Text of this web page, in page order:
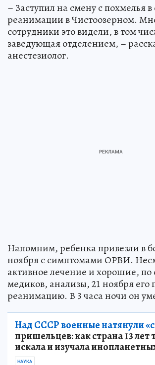
– Заступил на смену с похмелья
реанимации в Чистоозерном.
сотрудники это видели, в том
заведующая отделением, –
анестезиолог.
Напомним, ребенка привезли в
ноября с симптомами ОРВИ.
активное лечение и хорошие, по
медиков, анализы, 21 ноября его
реанимацию. В 3 часа ночи он
Над СССР военные натянули
пришельцев: как страна 13 лет
искала и изучала
НАУКА